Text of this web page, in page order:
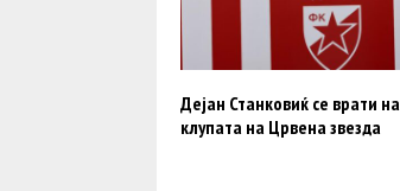
Дејан Станковиќ се врати на
клупата на Црвена звезда